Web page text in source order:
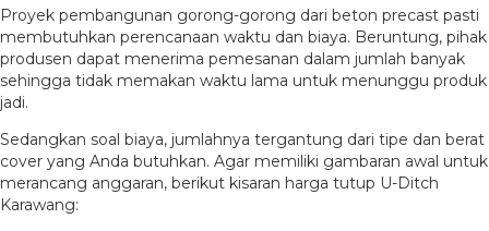
Proyek pembangunan gorong-gorong dari beton precast pasti
membutuhkan perencanaan waktu dan biaya. Beruntung, pihak
produsen dapat menerima pemesanan dalam jumlah banyak
sehingga tidak memakan waktu lama untuk menunggu produk
jadi.
Sedangkan soal biaya, jumlahnya tergantung dari tipe dan berat
cover yang Anda butuhkan. Agar memiliki gambaran awal untuk
merancang anggaran, berikut kisaran harga tutup U-Ditch
Karawang: